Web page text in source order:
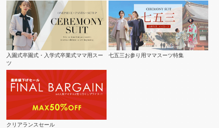
入園式卒園式・入学式卒業式ママ用スー
ツ
七五三お参り用ママスーツ特集
クリアランスセール